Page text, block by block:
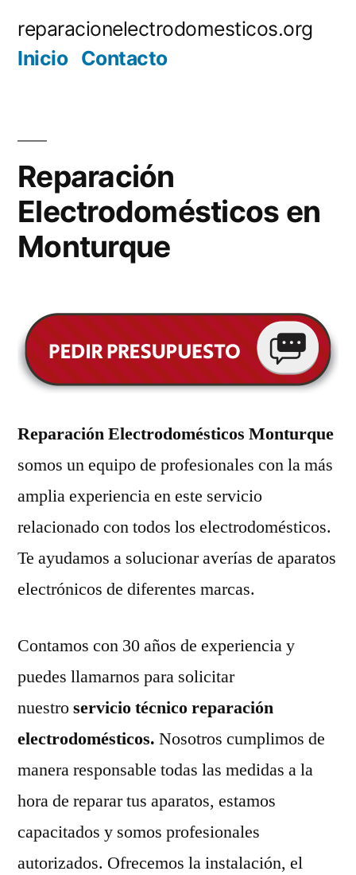
reparacionelectrodomesticos.org
Inicio Contacto
Reparación
Electrodomésticos en
Monturque
Reparación Electrodomésticos Monturque
somos un equipo de profesionales con la más
amplia experiencia en este servicio
relacionado con todos los electrodomésticos.
Te ayudamos a solucionar averías de aparatos
electrónicos de diferentes marcas.
Contamos con 30 años de experiencia y
puedes llamarnos para solicitar
nuestroservicio técnico reparación
electrodomésticos. Nosotros cumplimos de
manera responsable todas las medidas a la
hora de reparar tus aparatos, estamos
capacitados y somos profesionales
autorizados. Ofrecemos la instalación, el